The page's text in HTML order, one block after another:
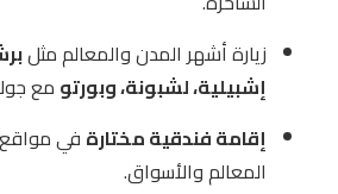
زيارة أشهر المدن والمعالم مثل
إشبيلية، لشبونة، وبورتو مع
إقامة فندقية مختارة في مواقع
المعالم والأسواق.